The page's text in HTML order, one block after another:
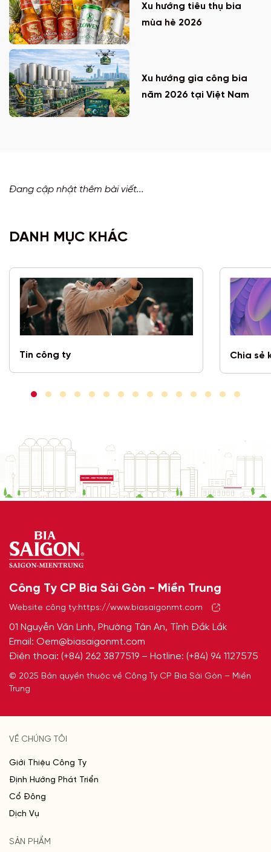
Xu hướng tiêu thụ bia
mùa hè 2026
Xu hướng gia công bia
năm 2026 tại Việt Nam
Đang cập nhật thêm bài viết...
DANH MỤC KHÁC
Tin công ty Chia sẻ
Công Ty CP Bia Sài Gòn - Miền Trung
Website công ty: https://www.biasaigonmt.com
01 Nguyễn Văn Linh, Phường Tân An, Tỉnh Đắk Lắk
Email: Oem@biasaigonmt.com
Điện thoại: (+84) 262 3877519 – Hotline: (+84) 94 1127575
© 2025 Bản quyền thuộc về Công Ty CP Bia Sài Gòn – Miền
Trung
VỀ CHÚNG TÔI
Giới Thiệu Công Ty
Định Hướng Phát Triển
Cổ Đông
Dịch Vụ
SẢN PHẨM